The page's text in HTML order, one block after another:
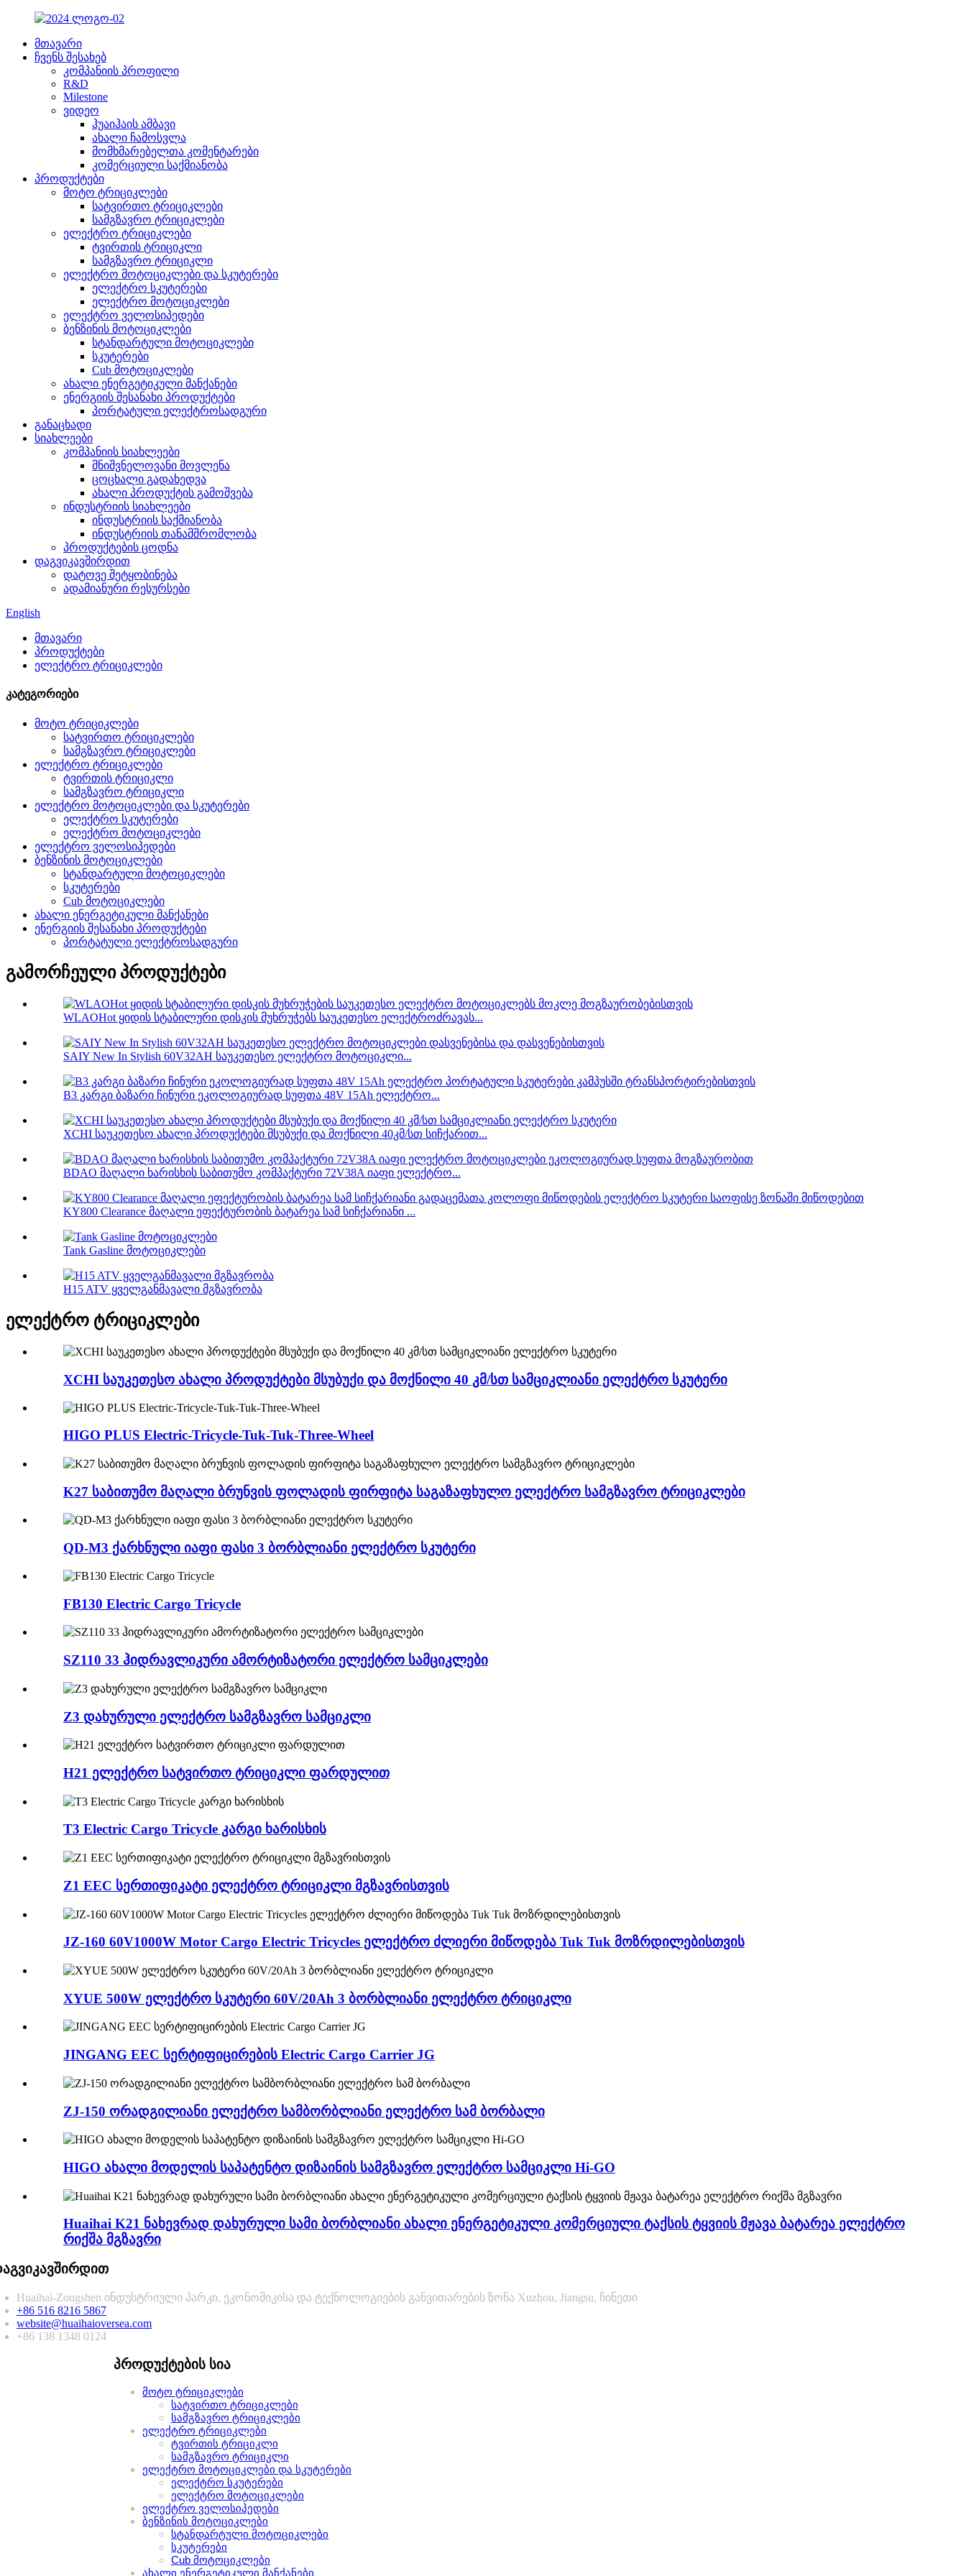
მთავარი
ჩვენს შესახებ
კომპანიის პროფილი
R&D
Milestone
ვიდეო
ჰუაიჰაის ამბავი
ახალი ჩამოსვლა
მომხმარებელთა კომენტარები
კომერციული საქმიანობა
პროდუქტები
მოტო ტრიციკლები
სატვირთო ტრიციკლები
სამგზავრო ტრიციკლები
ელექტრო ტრიციკლები
ტვირთის ტრიციკლი
სამგზავრო ტრიციკლი
ელექტრო მოტოციკლები და სკუტერები
ელექტრო სკუტერები
ელექტრო მოტოციკლები
ელექტრო ველოსიპედები
ბენზინის მოტოციკლები
სტანდარტული მოტოციკლები
სკუტერები
Cub მოტოციკლები
ახალი ენერგეტიკული მანქანები
ენერგიის შესანახი პროდუქტები
პორტატული ელექტროსადგური
განაცხადი
სიახლეები
კომპანიის სიახლეები
მნიშვნელოვანი მოვლენა
ცოცხალი გადახედვა
ახალი პროდუქტის გამოშვება
ინდუსტრიის სიახლეები
ინდუსტრიის საქმიანობა
ინდუსტრიის თანამშრომლობა
პროდუქტების ცოდნა
დაგვიკავშირდით
დატოვე შეტყობინება
ადამიანური რესურსები
English
მთავარი
პროდუქტები
ელექტრო ტრიციკლები
კატეგორიები
მოტო ტრიციკლები
სატვირთო ტრიციკლები
სამგზავრო ტრიციკლები
ელექტრო ტრიციკლები
ტვირთის ტრიციკლი
სამგზავრო ტრიციკლი
ელექტრო მოტოციკლები და სკუტერები
ელექტრო სკუტერები
ელექტრო მოტოციკლები
ელექტრო ველოსიპედები
ბენზინის მოტოციკლები
სტანდარტული მოტოციკლები
სკუტერები
Cub მოტოციკლები
ახალი ენერგეტიკული მანქანები
ენერგიის შესანახი პროდუქტები
პორტატული ელექტროსადგური
გამორჩეული პროდუქტები
WLAOHot ყიდის სტაბილური დისკის მუხრუჭებს საუკეთესო ელექტროძრავას...
SAIY New In Stylish 60V32AH საუკეთესო ელექტრო მოტოციკლი...
B3 კარგი ბაზარი ჩინური ეკოლოგიურად სუფთა 48V 15Ah ელექტრო...
XCHI საუკეთესო ახალი პროდუქტები მსუბუქი და მოქნილი 40კმ/სთ სიჩქარით...
BDAO მაღალი ხარისხის საბითუმო კომპაქტური 72V38A იაფი ელექტრო...
KY800 Clearance მაღალი ეფექტურობის ბატარეა სამ სიჩქარიანი ...
Tank Gasline მოტოციკლები
H15 ATV ყველგანმავალი მგზავრობა
ელექტრო ტრიციკლები
XCHI საუკეთესო ახალი პროდუქტები მსუბუქი და მოქნილი 40 კმ/სთ სამციკლიანი ელექტრო სკუტერი
HIGO PLUS Electric-Tricycle-Tuk-Tuk-Three-Wheel
K27 საბითუმო მაღალი ბრუნვის ფოლადის ფირფიტა საგაზაფხულო ელექტრო სამგზავრო ტრიციკლები
QD-M3 ქარხნული იაფი ფასი 3 ბორბლიანი ელექტრო სკუტერი
FB130 Electric Cargo Tricycle
SZ110 33 ჰიდრავლიკური ამორტიზატორი ელექტრო სამციკლები
Z3 დახურული ელექტრო სამგზავრო სამციკლი
H21 ელექტრო სატვირთო ტრიციკლი ფარდულით
T3 Electric Cargo Tricycle კარგი ხარისხის
Z1 EEC სერთიფიკატი ელექტრო ტრიციკლი მგზავრისთვის
JZ-160 60V1000W Motor Cargo Electric Tricycles ელექტრო ძლიერი მიწოდება Tuk Tuk მოზრდილებისთვის
XYUE 500W ელექტრო სკუტერი 60V/20Ah 3 ბორბლიანი ელექტრო ტრიციკლი
JINGANG EEC სერტიფიცირების Electric Cargo Carrier JG
ZJ-150 ორადგილიანი ელექტრო სამბორბლიანი ელექტრო სამ ბორბალი
HIGO ახალი მოდელის საპატენტო დიზაინის სამგზავრო ელექტრო სამციკლი Hi-GO
Huaihai K21 ნახევრად დახურული სამი ბორბლიანი ახალი ენერგეტიკული კომერციული ტაქსის ტყვიის მჟავა ბატარეა ელექტრო
რიქშა მგზავრი
Huaihai-Zongshen ინდუსტრიული პარკი, ეკონომიკისა და ტექნოლოგიების განვითარების ზონა Xuzhou, Jiangsu, ჩინეთი
+86 516 8216 5867
website@huaihaioversea.com
+86 138 1348 0124
პროდუქტების სია
მოტო ტრიციკლები
სატვირთო ტრიციკლები
სამგზავრო ტრიციკლები
ელექტრო ტრიციკლები
ტვირთის ტრიციკლი
სამგზავრო ტრიციკლი
ელექტრო მოტოციკლები და სკუტერები
ელექტრო სკუტერები
ელექტრო მოტოციკლები
ელექტრო ველოსიპედები
ბენზინის მოტოციკლები
სტანდარტული მოტოციკლები
სკუტერები
Cub მოტოციკლები
ახალი ენერგეტიკული მანქანები